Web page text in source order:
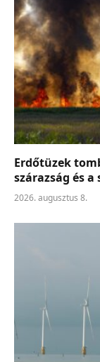
Erdőtüzek
szárazság és
2026. augusztus 8.